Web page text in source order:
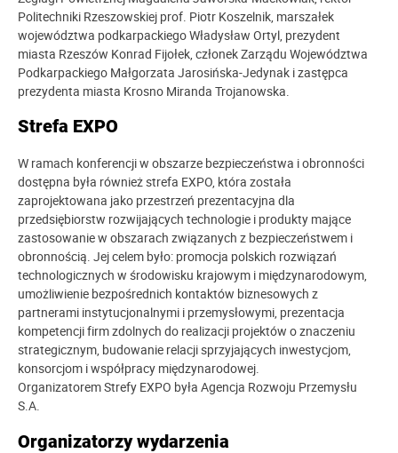
Politechniki Rzeszowskiej prof. Piotr Koszelnik, marszałek
województwa podkarpackiego Władysław Ortyl, prezydent
miasta Rzeszów Konrad Fijołek, członek Zarządu Województwa
Podkarpackiego Małgorzata Jarosińska-Jedynak i zastępca
prezydenta miasta Krosno Miranda Trojanowska.
Strefa EXPO
W ramach konferencji w obszarze bezpieczeństwa i obronności
dostępna była również strefa EXPO, która została
zaprojektowana jako przestrzeń prezentacyjna dla
przedsiębiorstw rozwijających technologie i produkty mające
zastosowanie w obszarach związanych z bezpieczeństwem i
obronnością. Jej celem było: promocja polskich rozwiązań
technologicznych w środowisku krajowym i międzynarodowym,
umożliwienie bezpośrednich kontaktów biznesowych z
partnerami instytucjonalnymi i przemysłowymi, prezentacja
kompetencji firm zdolnych do realizacji projektów o znaczeniu
strategicznym, budowanie relacji sprzyjających inwestycjom,
konsorcjom i współpracy międzynarodowej.
Organizatorem Strefy EXPO była Agencja Rozwoju Przemysłu
S.A.
Organizatorzy wydarzenia